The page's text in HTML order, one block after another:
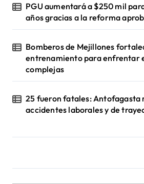
PGU aumentará a $250 mil
años gracias a la reforma
Bomberos de Mejillones
entrenamiento para enfrentar
complejas
25 fueron fatales: Antofagasta
accidentes laborales y de